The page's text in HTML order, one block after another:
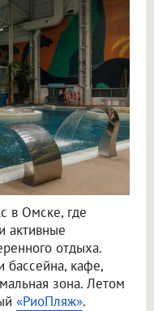
в Омске, где
активные
отдыха.
бассейна, кафе,
зона. Летом
«РиоПляж».